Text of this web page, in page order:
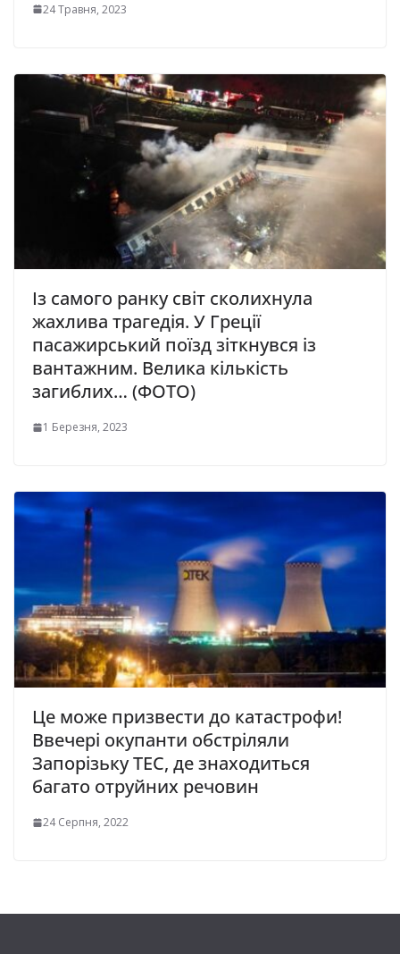
24 Травня, 2023
Із самого ранку світ сколихнула
жахлива трагедія. У Греції
пасажирський поїзд зіткнувся із
вантажним. Велика кількість
загиблих… (ФОТО)
1 Березня, 2023
Це може призвести до катастрофи!
Ввечері окупанти обстріляли
Запорізьку ТЕС, де знаходиться
багато отруйних речовин
24 Серпня, 2022